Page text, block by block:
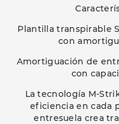
Plantilla transpirable
con
Amortiguación de
con
La tecnología M-
eficiencia en cada
entresuela crea